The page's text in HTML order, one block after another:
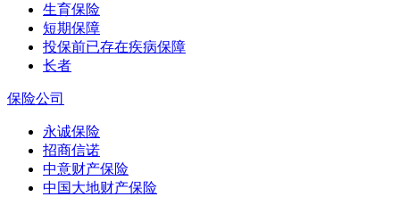
生育保险
短期保障
投保前已存在疾病保障
长者
保险公司
永诚保险
招商信诺
中意财产保险
中国大地财产保险